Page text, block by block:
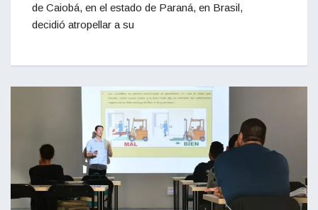
de Caiobá, en el estado de Paraná, en Brasil,
decidió atropellar a su